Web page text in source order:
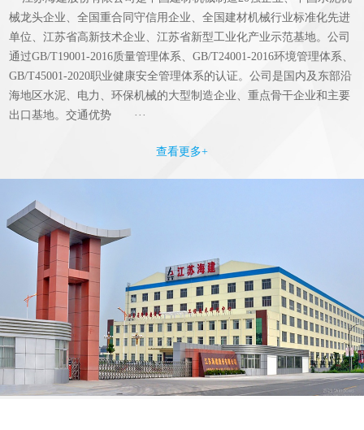
械龙头企业、全国重合同守信用企业、全国建材机械行业标准化先进
单位、江苏省高新技术企业、江苏省新型工业化产业示范基地。公司
通过GB/T19001-2016质量管理体系、GB/T24001-2016环境管理体系、
GB/T45001-2020职业健康安全管理体系的认证。公司是国内及东部沿
海地区水泥、电力、环保机械的大型制造企业、重点骨干企业和主要
出口基地。交通优势 ···
查看更多+